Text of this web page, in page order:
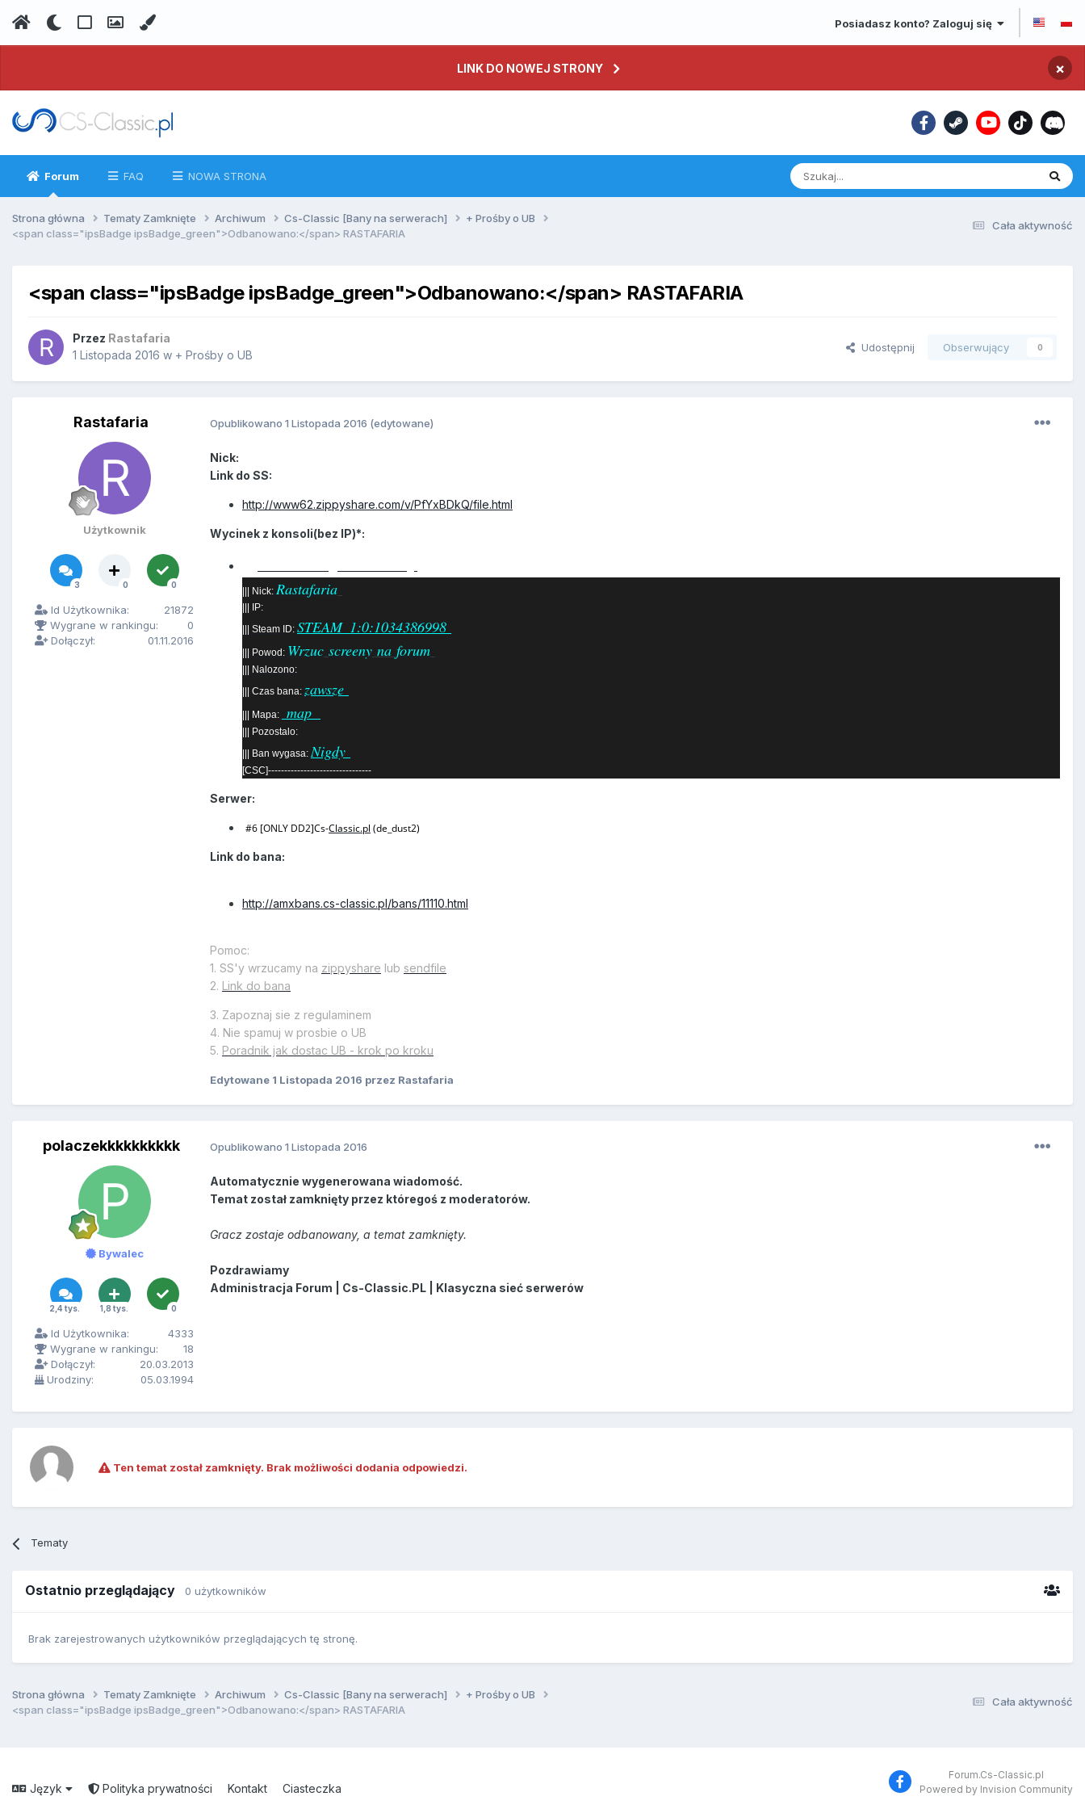
Posiadasz konto? Zaloguj się
LINK DO NOWEJ STRONY ×
Forum FAQ NOWA STRONA
Cała aktywność
Strona główna Tematy Zamknięte Archiwum Cs-Classic [Bany na serwerach]
+ Prośby o UB
<span class="ipsBadge ipsBadge_green">Odbanowano:</span> RASTAFARIA
<span class="ipsBadge ipsBadge_green">Odbanowano:</span> RASTAFARIA
Przez Rastafaria
1 Listopada 2016 w + Prośby o UB
Udostępnij Obserwujący 0
Rastafaria
Użytkownik
3 0 0
Id Użytkownika:
21872
Wygrane w rankingu:
0
Dołączył:
01.11.2016
Opublikowano 1 Listopada 2016 (edytowane)
Nick:
Link do SS:
http://www62.zippyshare.com/v/PfYxBDkQ/file.html
Wycinek z konsoli(bez IP)*:
||| Nick: Rastafaria
||| IP:
Steam ID: STEAM_1:0:1034386998
Powod : Wrzuc screeny na forum
Nalozono:
||| Czas bana: zawsze
||| Mapa: map
||| Pozostalo:
||| Ban wygasa:Nigdy
[CSC]--------------------------------
Serwer:
#6 [ONLY DD2]Cs-Classic.pl (de_dust2)
Link do bana:
http://amxbans.cs-classic.pl/bans/11110.html
Pomoc:
1. SS'y wrzucamy na zippyshare lub sendfile
2. Link do bana
3. Zapoznaj sie z regulaminem
4. Nie spamuj w prosbie o UB
5. Poradnik jak dostac UB - krok po kroku
Edytowane 1 Listopada 2016 przez Rastafaria
polaczekkkkkkkkkk
Bywalec
2,4 tys. 1,8 tys. 0
Id Użytkownika:
4333
Wygrane w rankingu:
18
Dołączył:
20.03.2013
Urodziny:
05.03.1994
Opublikowano 1 Listopada 2016
Automatycznie wygenerowana wiadomość.
Temat został zamknięty przez któregoś z moderatorów.
Gracz zostaje odbanowany, a temat zamknięty.
Pozdrawiamy
Administracja Forum | Cs-Classic.PL | Klasyczna sieć serwerów
Ten temat został zamknięty. Brak możliwości dodania odpowiedzi.
Tematy
Ostatnio przeglądający 0 użytkowników
Brak zarejestrowanych użytkowników przeglądających tę stronę.
Cała aktywność
Strona główna Tematy Zamknięte Archiwum Cs-Classic [Bany na serwerach]
+ Prośby o UB
<span class="ipsBadge ipsBadge_green">Odbanowano:</span> RASTAFARIA
Język Polityka prywatności Kontakt Ciasteczka
Forum.Cs-Classic.pl
Powered by Invision Community